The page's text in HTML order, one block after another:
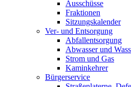
Ausschüsse
Fraktionen
Sitzungskalender
Ver- und Entsorgung
Abfallentsorgung
Abwasser und
Strom und Gas
Kaminkehrer
Bürgerservice